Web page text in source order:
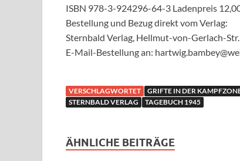
ISBN 978-3-924296-64-3 Ladenpreis
Bestellung und Bezug direkt vom Verlag:
Sternbald Verlag, Hellmut-von-Gerlach-
E-Mail-Bestellung an:
VERSCHLAGWORTET GRIFTE IN DER
STERNBALD VERLAG
TAGEBUCH 1945
ÄHNLICHE BEITRÄGE